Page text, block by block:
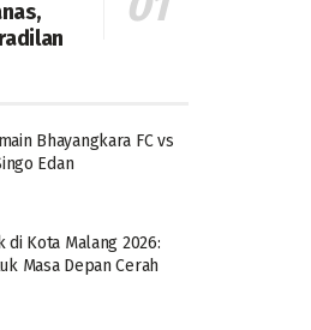
Bhayangkara FC vs
Edan
di Kota Malang 2026:
Masa Depan Cerah